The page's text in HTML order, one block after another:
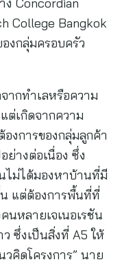
College Bangkok
งกลุ่มครอบครัว
ากทำเลหรือความ
ต่เกิดจากความ
องการของกลุ่มลูกค้า
ย่างต่อเนื่อง ซึ่ง
ไม่ได้มองหาบ้านที่มี
แต่ต้องการพื้นที่ที่
นหลายเจเนอเรชัน
ซึ่งเป็นสิ่งที่ A5 ให้
คิดโครงการ” นาย